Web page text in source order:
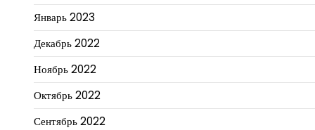
Январь 2023
Декабрь 2022
Ноябрь 2022
Октябрь 2022
Сентябрь 2022